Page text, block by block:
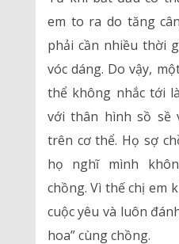
em to ra do tăng
phải cần nhiều thời
vóc dáng. Do vậy,
thể không nhắc tới
với thân hình sồ sề
trên cơ thể. Họ sợ
họ nghĩ mình
chồng. Vì thế chị em
cuộc yêu và luôn
hoa” cùng chồng.